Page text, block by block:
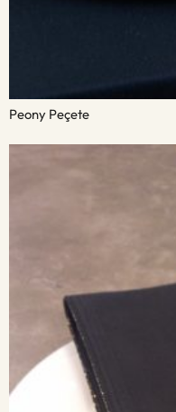
Peony Peçete